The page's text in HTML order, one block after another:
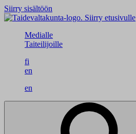
Siirry sisältöön
Siirry etusivulle
Medialle
Taiteilijoille
fi
en
en